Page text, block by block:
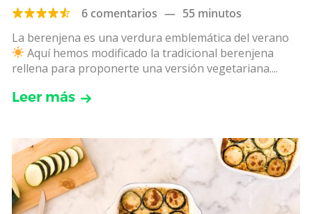
6 comentarios — 55 minutos
La berenjena es una verdura emblemática del verano
Aquí hemos modificado la tradicional berenjena
rellena para proponerte una versión vegetariana....
Leer más